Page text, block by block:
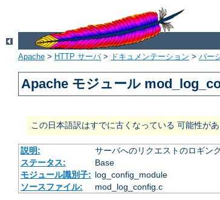
Apache > HTTP サーバ> ドキュメンテーション > バー
Apache モジュール
この日本語訳はすでに古くなっている 可能性が
説明:
サーバへのリクエストのロギン
ステータス:
Base
モジュール識別子: log_config_module
ソースファイル:
mod_log_config.c